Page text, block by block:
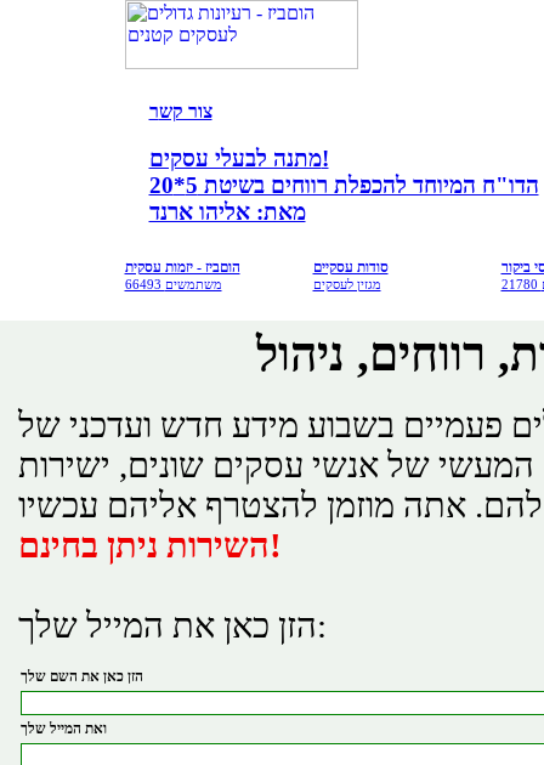
צור קשר
מתנה לבעלי עסקים!
הדו"ח המיוחד להכפלת רווחים בשיטת 5*20
מאת: אליהו ארנד
הוםביז - יזמות עסקית
66493 משתמשים
סודות עסקיים
מגזין לעסקים
ביקור
רווחים, ניהול
פעמיים בשבוע מידע חדש ועדכני של
המעשי של אנשי עסקים שונים, ישירות
השירות ניתן בחינם!
הזן כאן את המייל שלך:
הזן כאן את השם שלך
ואת המייל שלך